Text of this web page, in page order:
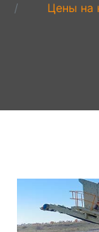
Цены на